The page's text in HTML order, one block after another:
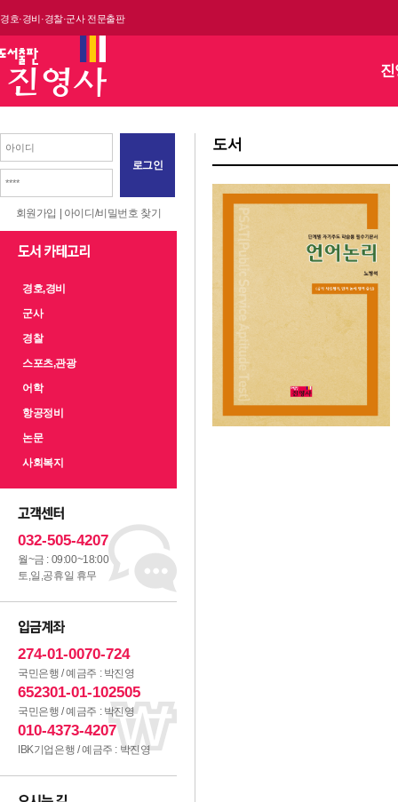
경호·경비·경찰·군사 전문출판
로그인
회원가입 아이디/비밀번호 찾기
경호,경비
군사
경찰
스포츠,관광
어학
항공정비
논문
사회복지
032-505-4207
월~금 : 09:00~18:00
토,일,공휴일 휴무
274-01-0070-724
국민은행 / 예금주 : 박진영
652301-01-102505
국민은행 / 예금주 : 박진영
010-4373-4207
IBK기업은행 / 예금주 : 박진영
도서